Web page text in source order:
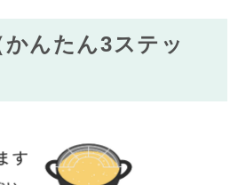
んたん3ステッ